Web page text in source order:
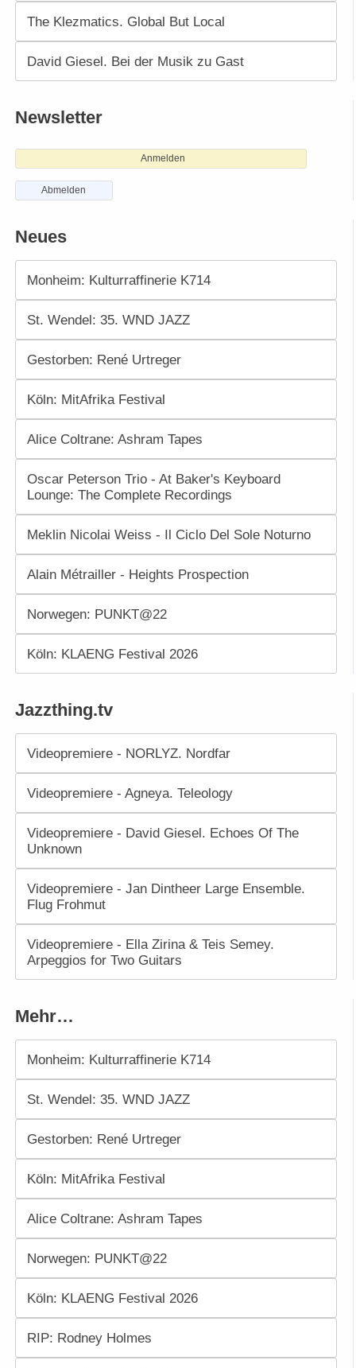
The Klezmatics. Global But Local
David Giesel. Bei der Musik zu Gast
Newsletter
Anmelden
Abmelden
Neues
Monheim: Kulturraffinerie K714
St. Wendel: 35. WND JAZZ
Gestorben: René Urtreger
Köln: MitAfrika Festival
Alice Coltrane: Ashram Tapes
Oscar Peterson Trio - At Baker's Keyboard
Lounge: The Complete Recordings
Meklin Nicolai Weiss - Il Ciclo Del Sole Noturno
Alain Métrailler - Heights Prospection
Norwegen: PUNKT@22
Köln: KLAENG Festival 2026
Jazzthing.tv
Videopremiere - NORLYZ. Nordfar
Videopremiere - Agneya. Teleology
Videopremiere - David Giesel. Echoes Of The
Unknown
Videopremiere - Jan Dintheer Large Ensemble.
Flug Frohmut
Videopremiere - Ella Zirina & Teis Semey.
Arpeggios for Two Guitars
Mehr…
Monheim: Kulturraffinerie K714
St. Wendel: 35. WND JAZZ
Gestorben: René Urtreger
Köln: MitAfrika Festival
Alice Coltrane: Ashram Tapes
Norwegen: PUNKT@22
Köln: KLAENG Festival 2026
RIP: Rodney Holmes